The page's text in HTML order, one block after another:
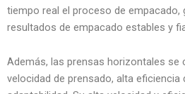
tiempo real el proceso de empacado,
resultados de empacado estables y
Además, las prensas horizontales se
velocidad de prensado, alta eficiencia